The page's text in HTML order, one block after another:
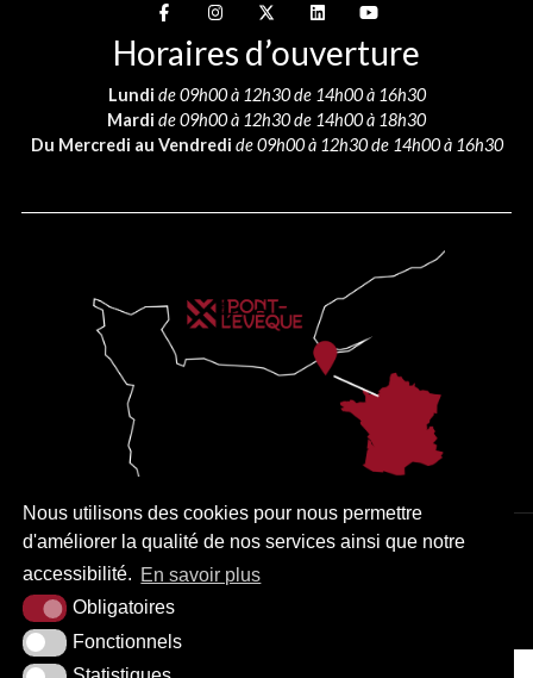
Nous utilisons des cookies pour nous permettre
d'améliorer la qualité de nos services ainsi que notre
accessibilité. En savoir plus
Obligatoires
Fonctionnels
Suivez-nous sur
Suivez-nous sur
Suivez-nous sur
Suivez-nous sur
Suivez-nous sur
Horaires d’ouverture
Lundi de 09h00 à 12h30 de 14h00 à 16h30
Mardi de 09h00 à 12h30 de 14h00 à 18h30
Du Mercredi au Vendredi de 09h00 à 12h30 de 14h00 à 16h30
PLAN DU SITE MENTIONS LÉGALES ACCESSIBILITÉ